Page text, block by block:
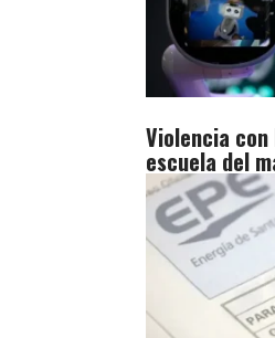
Violencia con
escuela del